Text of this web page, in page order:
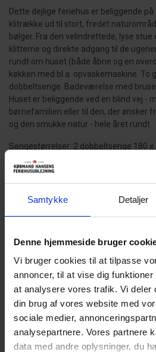
Samtykke Detaljer
Denne hjemmeside bruger
Vi bruger cookies til at tilpasse
annoncer, til at vise dig
at analysere vores trafik. Vi deler
din brug af vores website med
sociale medier,
analysepartnere. Vores partnere
data med andre oplysninger, du
Dette dejlige feriehus er beliggende
klitrække ud til stort, fredet
bølger. Fra den velindrettede, lyse
klitterne og direkte adgang til de
rundt om huset (både åbne og en
køkken med bl.a. opvaskemaskine. To
dobbeltsenge. Badeværelse med
Huset er beliggende ved en blind vej -
børnefamilien eller til den, der ønsker
og den smukke natur - hele året rundt.
Sengestørrelser: 2 dobbeltsenge 180 x
Gæsterne siger
4,6 • 15 Bedømmelser
Hus
Grund
Anita Rolke
Huset er helt smukt, velindrettet og
hyggeligt! En anden fantastisk ting
mange udendørs siddepladser.
Tyskland
Oversat via AI -Vis
kommentar